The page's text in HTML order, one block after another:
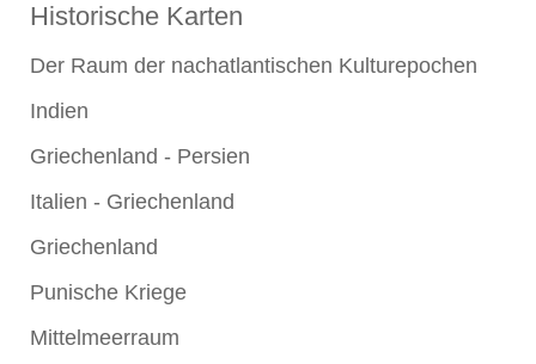
Historische Karten
Der Raum der nachatlantischen Kulturepochen
Indien
Griechenland - Persien
Italien - Griechenland
Griechenland
Punische Kriege
Mittelmeerraum